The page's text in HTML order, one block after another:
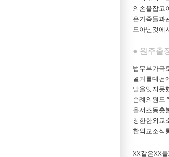
의손을잡고
은가족들과
도아닌것에
● 원주출
법무부가국
결과를대검
말을잇지못
순례의원도
울서초동촛
청한한외교
한외교소식
XX같은XX들